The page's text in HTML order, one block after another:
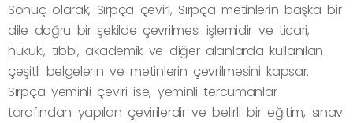
Sonuç olarak, Sırpça çeviri, Sırpça metinlerin başka bir
dile doğru bir şekilde çevrilmesi işlemidir ve ticari,
hukuki, tıbbi, akademik ve diğer alanlarda kullanılan
çeşitli belgelerin ve metinlerin çevrilmesini kapsar.
Sırpça yeminli çeviri ise, yeminli tercümanlar
tarafından yapılan çevirilerdir ve belirli bir eğitim, sınav